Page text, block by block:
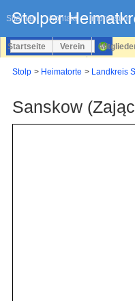
Sitemap Kontakt Impressum
überspringen
Startseite Verein
Stolp Heimatorte Landkreis
Sanskow